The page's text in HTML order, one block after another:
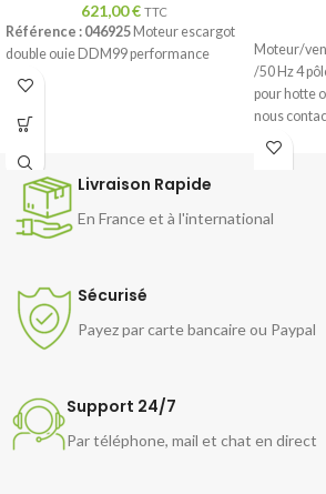
621,00€ TTC
Référence : 046925 Moteur escargot
double ouie DDM99 performance
Moteur/
/50 Hz 4
pour hotte
nous
informations
Livraison Rapide
En France et à l'international
Sécurisé
Payez par carte bancaire ou Paypal
Support 24/7
Par téléphone, mail et chat en direct